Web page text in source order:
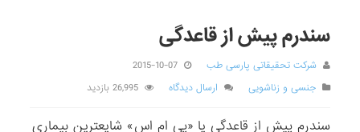
سندرم پیش از قاعدگی
شرکت تحقیقاتی پارسی طب
2015-10-07
جنسی و زناشویی
ارسال دیدگاه 26,995 بازدید
سندرم پیش از قاعدگی یا «پی ام اس» شایعترین بیماری